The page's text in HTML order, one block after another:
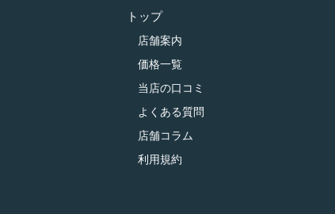
トップ
店舗案内
価格一覧
当店の口コミ
よくある質問
店舗コラム
利用規約